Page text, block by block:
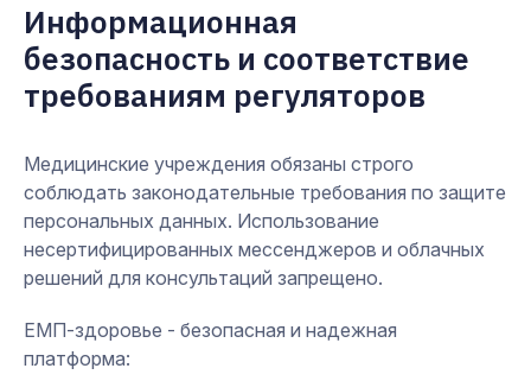
Информационная
безопасность и соответствие
требованиям регуляторов
Медицинские учреждения обязаны строго
соблюдать законодательные требования по защите
персональных данных. Использование
несертифицированных мессенджеров и облачных
решений для консультаций запрещено.
ЕМП-здоровье - безопасная и надежная
платформа: